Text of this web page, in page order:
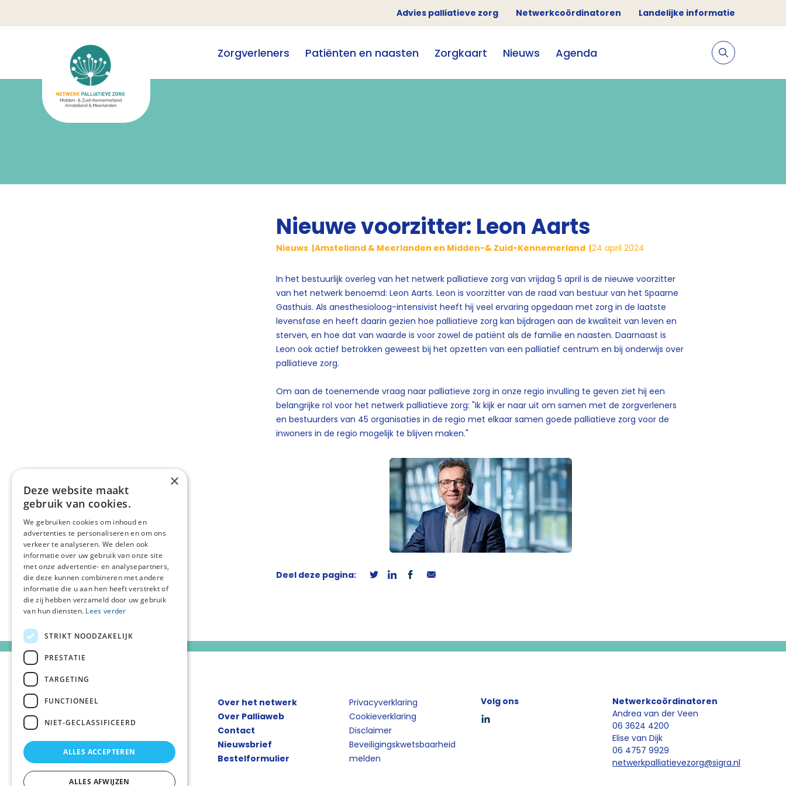
Advies palliatieve zorg Netwerkcoördinatoren Landelijke informatie
Zorgverleners Patiënten en naasten Zorgkaart Nieuws Agenda
Nieuwe voorzitter: Leon Aarts
Nieuws Amstelland & Meerlanden en Midden-& Zuid-Kennemerland 24 april 2024
In het bestuurlijk overleg van het netwerk palliatieve zorg van vrijdag 5 april is de nieuwe voorzitter
van het netwerk benoemd: Leon Aarts. Leon is voorzitter van de raad van bestuur van het Spaarne
Gasthuis. Als anesthesioloog-intensivist heeft hij veel ervaring opgedaan met zorg in de laatste
levensfase en heeft daarin gezien hoe palliatieve zorg kan bijdragen aan de kwaliteit van leven en
sterven, en hoe dat van waarde is voor zowel de patiënt als de familie en naasten. Daarnaast is
Leon ook actief betrokken geweest bij het opzetten van een palliatief centrum en bij onderwijs over
palliatieve zorg.
Om aan de toenemende vraag naar palliatieve zorg in onze regio invulling te geven ziet hij een
belangrijke rol voor het netwerk palliatieve zorg: "Ik kijk er naar uit om samen met de zorgverleners
en bestuurders van 45 organisaties in de regio met elkaar samen goede palliatieve zorg voor de
inwoners in de regio mogelijk te blijven maken."
Deel deze pagina:
Over het netwerk
Over Palliaweb
Contact
Nieuwsbrief
Bestelformulier
Privacyverklaring
Cookieverklaring
Disclaimer
Beveiligingskwetsbaarheid
melden
Volg ons
Netwerkcoördinatoren
Andrea van der Veen
06 3624 4200
Elise van Dijk
06 4757 9929
netwerkpalliatievezorg@sigra.nl
×
Deze website maakt
gebruik van cookies.
We gebruiken cookies om inhoud en
advertenties te personaliseren en om ons
verkeer te analyseren. We delen ook
informatie over uw gebruik van onze site
met onze advertentie- en analysepartners,
die deze kunnen combineren met andere
informatie die u aan hen heeft verstrekt of
die zij hebben verzameld door uw gebruik
van hun diensten. Lees verder
STRIKT NOODZAKELIJK
PRESTATIE
TARGETING
FUNCTIONEEL
NIET-GECLASSIFICEERD
ALLES ACCEPTEREN
ALLES AFWIJZEN